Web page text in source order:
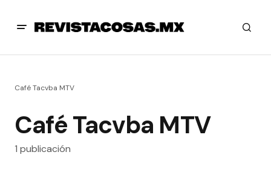
Café Tacvba MTV
Café Tacvba MTV
1 publicación